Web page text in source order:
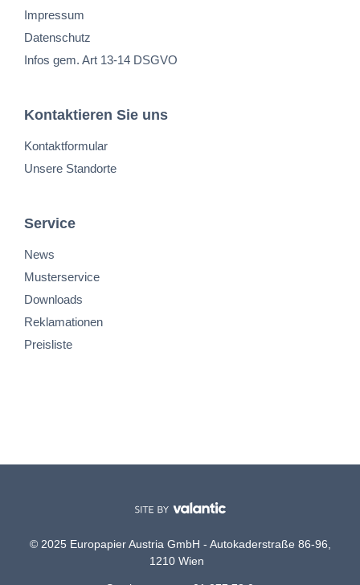
Impressum
Datenschutz
Infos gem. Art 13-14 DSGVO
Kontaktieren Sie uns
Kontaktformular
Unsere Standorte
Service
News
Musterservice
Downloads
Reklamationen
Preisliste
© 2025 Europapier Austria GmbH - Autokaderstraße 86-96,
1210 Wien